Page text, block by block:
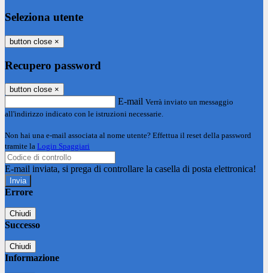
Seleziona utente
button close ×
Recupero password
button close ×
E-mail Verrà inviato un messaggio
all'indirizzo indicato con le istruzioni necessarie.
Non hai una e-mail associata al nome utente? Effettua il reset della password
tramite la Login Spaggiari
E-mail inviata, si prega di controllare la casella di posta elettronica!
Errore
Chiudi
Successo
Chiudi
Informazione